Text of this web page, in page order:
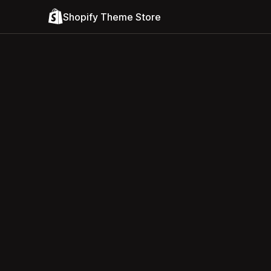
Shopify Theme Store